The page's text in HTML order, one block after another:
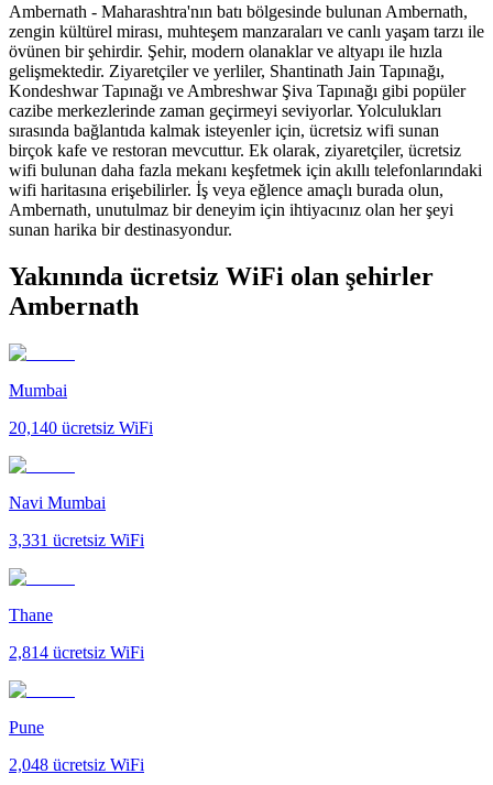
Ambernath - Maharashtra'nın batı bölgesinde bulunan Ambernath,
zengin kültürel mirası, muhteşem manzaraları ve canlı yaşam tarzı ile
övünen bir şehirdir. Şehir, modern olanaklar ve altyapı ile hızla
gelişmektedir. Ziyaretçiler ve yerliler, Shantinath Jain Tapınağı,
Kondeshwar Tapınağı ve Ambreshwar Şiva Tapınağı gibi popüler
cazibe merkezlerinde zaman geçirmeyi seviyorlar. Yolculukları
sırasında bağlantıda kalmak isteyenler için, ücretsiz wifi sunan
birçok kafe ve restoran mevcuttur. Ek olarak, ziyaretçiler, ücretsiz
wifi bulunan daha fazla mekanı keşfetmek için akıllı telefonlarındaki
wifi haritasına erişebilirler. İş veya eğlence amaçlı burada olun,
Ambernath, unutulmaz bir deneyim için ihtiyacınız olan her şeyi
sunan harika bir destinasyondur.
Yakınında ücretsiz WiFi olan şehirler
Ambernath
Mumbai
20,140 ücretsiz WiFi
Navi Mumbai
3,331 ücretsiz WiFi
Thane
2,814 ücretsiz WiFi
Pune
2,048 ücretsiz WiFi